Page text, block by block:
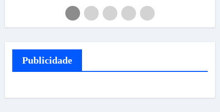
Publicidade